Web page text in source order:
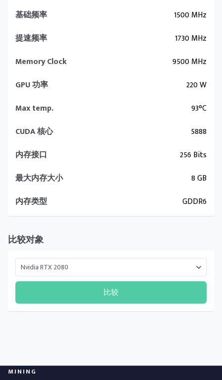
基础频率
1500 MHz
提速频率
1730 MHz
Memory Clock
9500 MHz
GPU 功率
220 W
Max temp.
93°C
CUDA 核心
5888
内存接口
256 Bits
最大内存大小
8 GB
内存类型
GDDR6
比较对象
比较
MINING